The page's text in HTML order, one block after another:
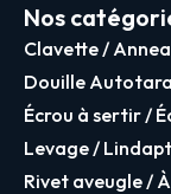
Nos
Clavette /
Douille
Écrou à sertir /
Levage /
Rivet aveugle /